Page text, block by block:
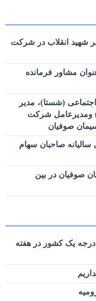
شهید انقلاب در شرکت
مشاور فرمانده
(شستا)، مدیر
ومدیرعامل شرکت
صوفیان
صاحبان سهام
صوفیان در بین
درجه یک کشور در هفته